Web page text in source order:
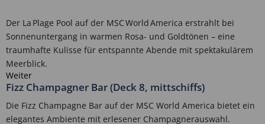
Der La Plage Pool auf der MSC World America erstrahlt bei
Sonnenuntergang in warmen Rosa- und Goldtönen – eine
traumhafte Kulisse für entspannte Abende mit spektakulärem
Meerblick.
Weiter
Fizz Champagner Bar (Deck 8, mittschiffs)
Die Fizz Champagne Bar auf der MSC World America bietet ein
elegantes Ambiente mit erlesener Champagnerauswahl.